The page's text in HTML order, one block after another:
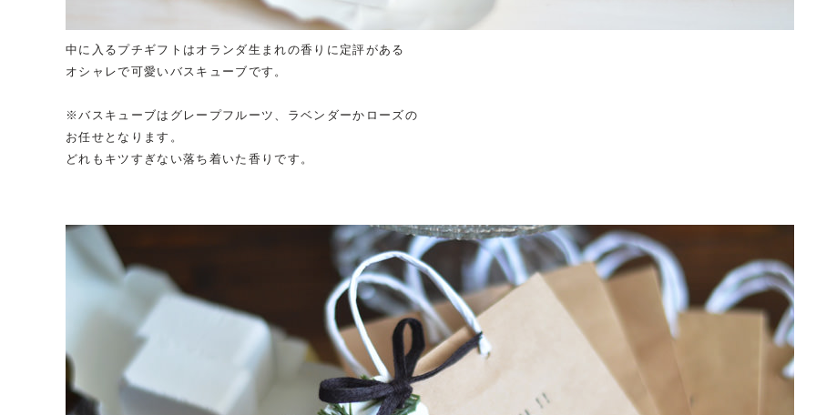
中に入るプチギフトはオランダ生まれの香りに定評がある
オシャレで可愛いバスキューブです。
※バスキューブはグレープフルーツ、ラベンダーかローズの
お任せとなります。
どれもキツすぎない落ち着いた香りです。